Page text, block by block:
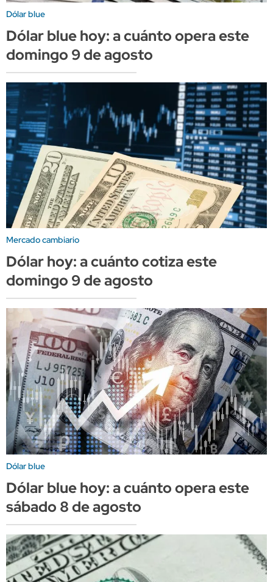
Dólar blue
Dólar blue hoy: a cuánto opera este
domingo 9 de agosto
Mercado cambiario
Dólar hoy: a cuánto cotiza este
domingo 9 de agosto
Dólar blue
Dólar blue hoy: a cuánto opera este
sábado 8 de agosto